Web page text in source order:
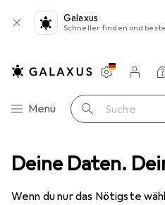
Deine Daten.
Wenn du nur das Nötigste
Galaxus
Schneller finden und
Navigation nach Kategorien
Menü Suche
Einstellungen
Kundenkonto
Merklisten
Warenkorb
Scrapbooking Heft + Block